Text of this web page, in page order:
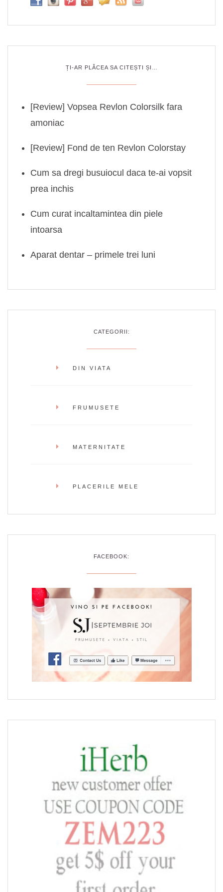
ȚI-AR PLĂCEA SA CITEȘTI ȘI…
[Review] Vopsea Revlon Colorsilk fara
amoniac
[Review] Fond de ten Revlon Colorstay
Cum sa dregi busuiocul daca te-ai vopsit
prea inchis
Cum curat incaltamintea din piele
intoarsa
Aparat dentar – primele trei luni
CATEGORII:
DIN VIATA
FRUMUSETE
MATERNITATE
PLACERILE MELE
FACEBOOK: